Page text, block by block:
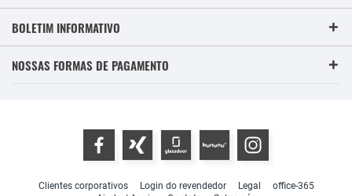
BOLETIM INFORMATIVO
NOSSAS FORMAS DE PAGAMENTO
Clientes corporativos Login do revendedor Legal
office-365